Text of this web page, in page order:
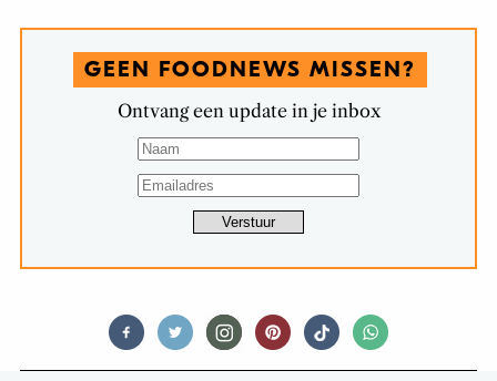
GEEN FOODNEWS MISSEN?
Ontvang een update in je inbox